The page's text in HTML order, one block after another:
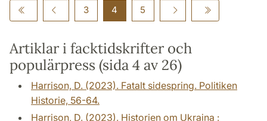
3 4 5
Artiklar i facktidskrifter och
populärpress (sida 4 av 26)
Harrison, D. (2023). Fatalt sidespring. Politiken
Historie, 56-64.
Harrison, D. (2023). Historien om Ukraina :